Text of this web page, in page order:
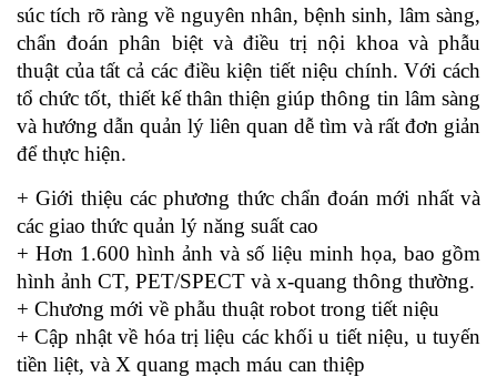
súc tích rõ ràng về nguyên nhân, bệnh sinh, lâm sàng,
chẩn đoán phân biệt và điều trị nội khoa và phẫu
thuật của tất cả các điều kiện tiết niệu chính. Với cách
tổ chức tốt, thiết kế thân thiện giúp thông tin lâm sàng
và hướng dẫn quản lý liên quan dễ tìm và rất đơn giản
để thực hiện.
+ Giới thiệu các phương thức chẩn đoán mới nhất và
các giao thức quản lý năng suất cao
+ Hơn 1.600 hình ảnh và số liệu minh họa, bao gồm
hình ảnh CT, PET/SPECT và x-quang thông thường.
+ Chương mới về phẫu thuật robot trong tiết niệu
+ Cập nhật về hóa trị liệu các khối u tiết niệu, u tuyến
tiền liệt, và X quang mạch máu can thiệp